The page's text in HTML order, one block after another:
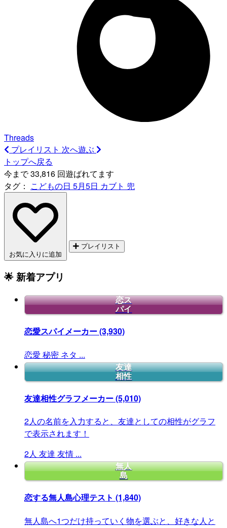
Threads
プレイリスト 次へ遊ぶ
トップへ戻る
今まで 33,816 回遊ばれてます
タグ： こどもの日 5月5日 カブト 兜
お気に入りに追加
プレイリスト
🌟 新着アプリ
恋ス
パイ
恋愛スパイメーカー(3,930)
恋愛 秘密 ネタ ...
友達
相性
友達相性グラフメーカー(5,010)
2人の名前を入力すると、友達としての相性がグラフ
で表示されます！
2人 友達 友情 ...
無人
島
恋する無人島心理テスト (1,840)
無人島へ1つだけ持っていく物を選ぶと、好きな人と